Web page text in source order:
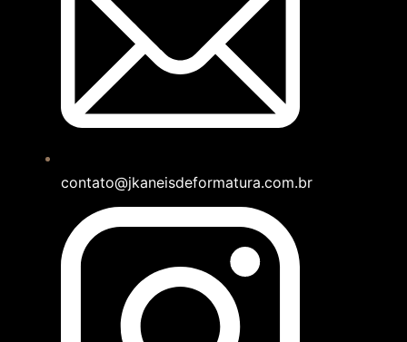
contato@jkaneisdeformatura.com.br